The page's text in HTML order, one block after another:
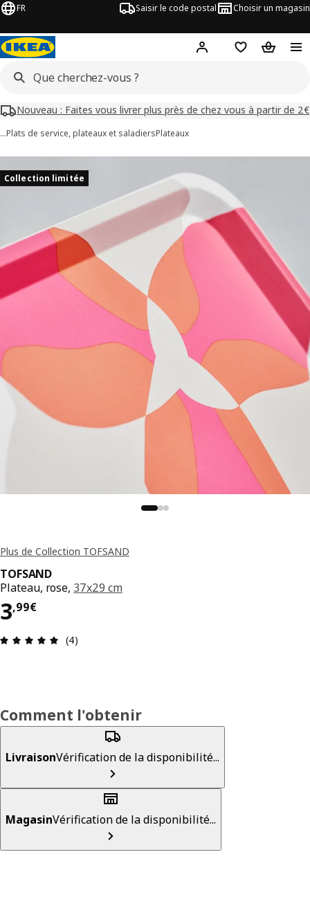
FR Saisir le code postal Choisir un magasin
Mon compteFavorisPanier
Nouveau : Faites vous livrer plus près de chez vous à partir de 2€
…Plats de service, plateaux et saladiersPlateaux
images
Collection limitée
Plus de Collection TOFSAND
TOFSAND
Plateau, rose, 37x29 cm
3,99€
Prix 3,99€
Avis: 5 sur 5 étoiles Nombre total d'avis: 4
(4)
Comment l'obtenir
LivraisonVérification de la disponibilité...
MagasinVérification de la disponibilité...